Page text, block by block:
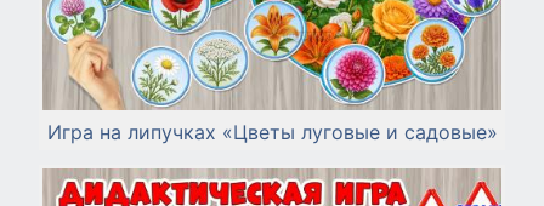
Игра на липучках «Цветы луговые и садовые»